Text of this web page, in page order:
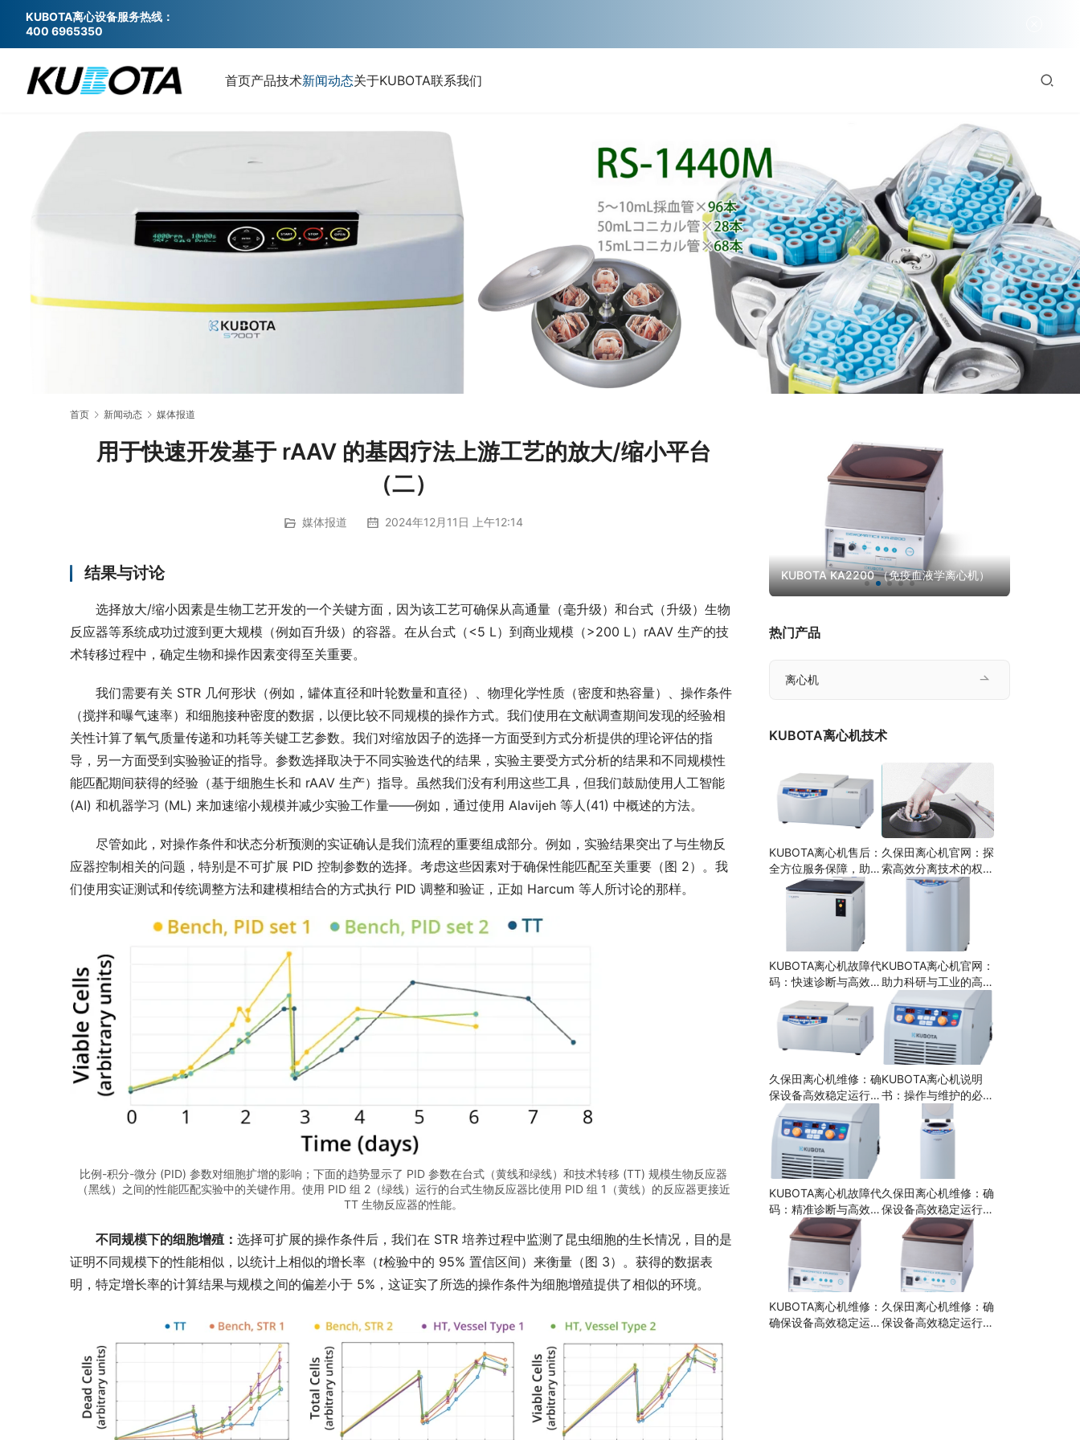
首页产品技术新闻动态关于KUBOTA联系我们
首页 新闻动态 媒体报道
用于快速开发基于 rAAV 的基因疗法上游工艺的放大/缩小平台
（二）
媒体报道 2024年12月11日 上午12:14
结果与讨论
选择放大/缩小因素是生物工艺开发的一个关键方面，因为该工艺可确保从高通量（毫升级）和台式（升级）生物
反应器等系统成功过渡到更大规模（例如百升级）的容器。在从台式（<5 L）到商业规模（>200 L）rAAV 生产的技
术转移过程中，确定生物和操作因素变得至关重要。
我们需要有关 STR 几何形状（例如，罐体直径和叶轮数量和直径）、物理化学性质（密度和热容量）、操作条件
（搅拌和曝气速率）和细胞接种密度的数据，以便比较不同规模的操作方式。我们使用在文献调查期间发现的经验相
关性计算了氧气质量传递和功耗等关键工艺参数。我们对缩放因子的选择一方面受到方式分析提供的理论评估的指
导，另一方面受到实验验证的指导。参数选择取决于不同实验迭代的结果，实验主要受方式分析的结果和不同规模性
能匹配期间获得的经验（基于细胞生长和 rAAV 生产）指导。虽然我们没有利用这些工具，但我们鼓励使用人工智能
(AI) 和机器学习 (ML) 来加速缩小规模并减少实验工作量——例如，通过使用 Alavijeh 等人(41) 中概述的方法。
尽管如此，对操作条件和状态分析预测的实证确认是我们流程的重要组成部分。例如，实验结果突出了与生物反
应器控制相关的问题，特别是不可扩展 PID 控制参数的选择。考虑这些因素对于确保性能匹配至关重要（图 2）。我
们使用实证测试和传统调整方法和建模相结合的方式执行 PID 调整和验证，正如 Harcum 等人所讨论的那样。
比例-积分-微分 (PID) 参数对细胞扩增的影响；下面的趋势显示了 PID 参数在台式（黄线和绿线）和技术转移 (TT) 规模生物反应器
（黑线）之间的性能匹配实验中的关键作用。使用 PID 组 2（绿线）运行的台式生物反应器比使用 PID 组 1（黄线）的反应器更接近
TT 生物反应器的性能。
不同规模下的细胞增殖： 选择可扩展的操作条件后，我们在 STR 培养过程中监测了昆虫细胞的生长情况，目的是
证明不同规模下的性能相似，以统计上相似的增长率（t检验中的 95% 置信区间）来衡量（图 3）。获得的数据表
明，特定增长率的计算结果与规模之间的偏差小于 5%，这证实了所选的操作条件为细胞增殖提供了相似的环境。
KUBOTA KA2200 （免疫血液学离心机）
热门产品
离心机
KUBOTA离心机技术
KUBOTA离心机售后：
全方位服务保障，助力
科研与工业高效分离
久保田离心机官网：探
索高效分离技术的权威
KUBOTA离心机故障代
码：快速诊断与高效维
KUBOTA离心机官网：
助力科研与工业的高效
分离技术
久保田离心机维修：确
保设备高效稳定运行的
关键步骤
KUBOTA离心机说明
书：操作与维护的必备
KUBOTA离心机故障代
码：精准诊断与高效解
久保田离心机维修：确
保设备高效稳定运行的
关键步骤
KUBOTA离心机维修：
确保设备高效稳定运行
久保田离心机维修：确
保设备高效稳定运行的
KUBOTA离心设备服务热线：
400 6965350